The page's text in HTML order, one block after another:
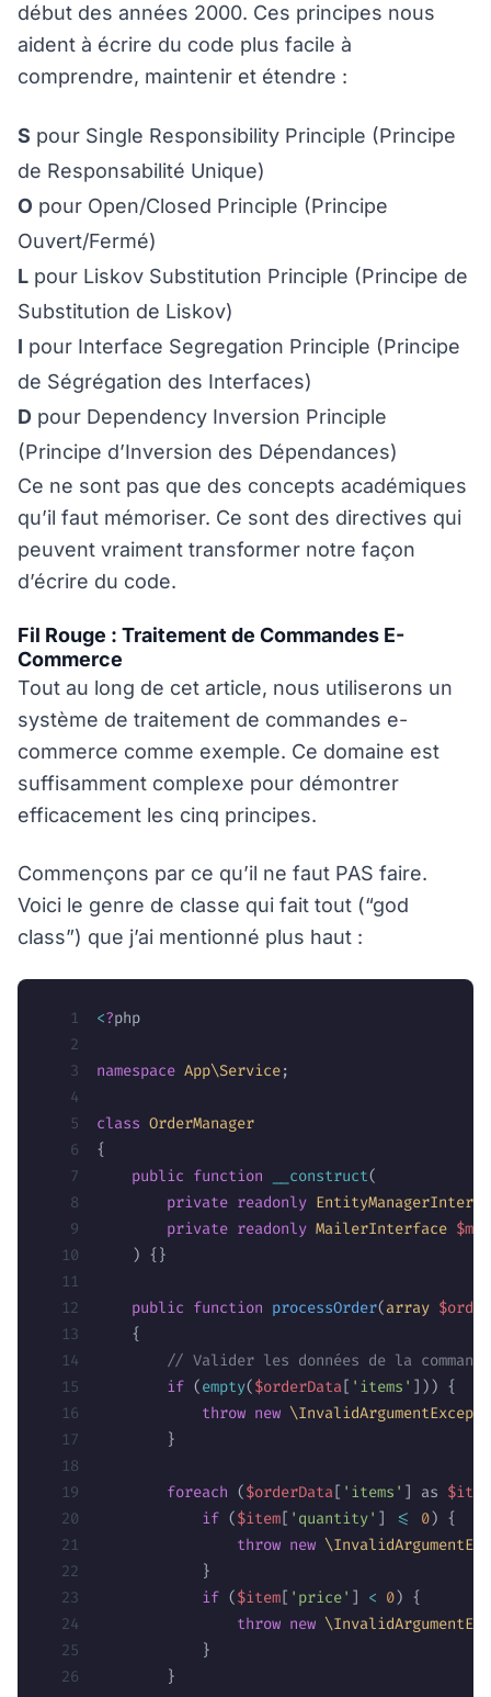
début des années 2000. Ces principes nous
aident à écrire du code plus facile à
comprendre, maintenir et étendre :
S pour Single Responsibility Principle (Principe
de Responsabilité Unique)
O pour Open/Closed Principle (Principe
Ouvert/Fermé)
L pour Liskov Substitution Principle (Principe de
Substitution de Liskov)
I pour Interface Segregation Principle (Principe
de Ségrégation des Interfaces)
D pour Dependency Inversion Principle
(Principe d’Inversion des Dépendances)
Ce ne sont pas que des concepts académiques
qu’il faut mémoriser. Ce sont des directives qui
peuvent vraiment transformer notre façon
d’écrire du code.
Fil Rouge : Traitement de Commandes E-
Commerce
Tout au long de cet article, nous utiliserons un
système de traitement de commandes e-
commerce comme exemple. Ce domaine est
suffisamment complexe pour démontrer
efficacement les cinq principes.
Commençons par ce qu’il ne faut PAS faire.
Voici le genre de classe qui fait tout (“god
class”) que j’ai mentionné plus haut :
<?php
namespace App\Service;
class OrderManager
{
    public
function __construct(
        private
readonly
        private
readonly MailerInterface
    ) {}
    public
function processOrder(array
    {
        // Valider les données de la commande
        if
(empty($orderData[ 'items' ])) {
            throw
new
        }
        foreach
($orderData[ 'items' ] as $item
            if
($item[ 'quantity' ] <= 0) {
                throw
new
            }
            if
($item[ 'price' ] < 0) {
                throw
new
            }
        }